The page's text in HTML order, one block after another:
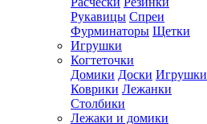
Рукавицы Спреи
Фурминаторы Щетки
Игрушки
Когтеточки
Домики Доски Игрушки
Коврики Лежанки
Столбики
Лежаки и домики